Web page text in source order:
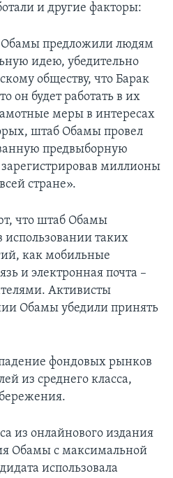
и другие факторы:
предложили людям
идею, убедительно
обществу, что Барак
он будет работать в их
меры в интересах
штаб Обамы провел
предвыборную
миллионы
стране».
что штаб Обамы
использовании таких
как мобильные
и электронная почта –
Активисты
Обамы убедили принять
фондовых рынков
из среднего класса,
из онлайнового издания
Обамы с максимальной
использовала